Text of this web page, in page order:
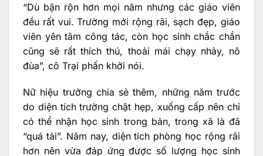
“Dù bận rộn hơn mọi năm nhưng các giáo viên
đều rất vui. Trường mới rộng rãi, sạch đẹp, giáo
viên yên tâm công tác, còn học sinh chắc chắn
cũng sẽ rất thích thú, thoải mái chạy nhảy, nô
đùa”, cô Trại phấn khởi nói.
Nữ hiệu trưởng chia sẻ thêm, những năm trước
do diện tích trường chật hẹp, xuống cấp nên chỉ
có thể nhận học sinh trong bản, trong xã là đã
“quá tải”. Năm nay, diện tích phòng học rộng rãi
hơn nên vừa đáp ứng được số lượng học sinh